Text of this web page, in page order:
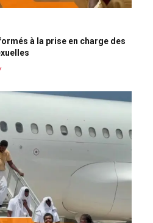
à la prise en charge des